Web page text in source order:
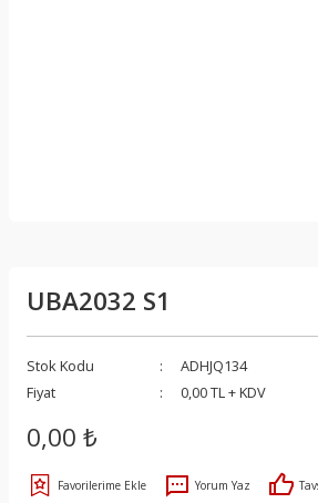
UBA2032 S1
Stok Kodu
ADHJQ134
Fiyat
0,00 TL + KDV
0,00 ₺
Yorum Yaz